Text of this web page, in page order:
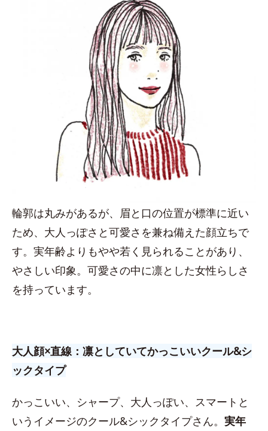
輪郭は丸みがあるが、眉と口の位置が標準に近い
ため、大人っぽさと可愛さを兼ね備えた顔立ちで
す。実年齢よりもやや若く見られることがあり、
やさしい印象。可愛さの中に凛とした女性らしさ
を持っています。
大人顔×直線：凛としていてかっこいいクール&シ
ックタイプ
かっこいい、シャープ、大人っぽい、スマートと
いうイメージのクール&シックタイプさん。 実年